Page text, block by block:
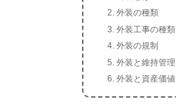
外装の種類
外装工事の種類
外装の規制
外装と維持管理
外装と資産価値